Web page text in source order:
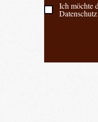
Ich möchte